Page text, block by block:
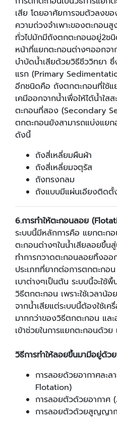
เสีย โดยอาศัยการจมตัวลงข
ความถ่วงจำเพาะของตะกอนสู
ทั่วไปมักมีถังตกตะกอนอยู่2ช
หน้าที่แยกตะกอนต่างๆออกจา
บำบัดน้ำเสียด้วยวิธีชีววิทยา
แรก (Primary
อีกชนิดคือ ถังตกตะกอนที่ใช้
เคมีออกจากน้ำเพื่อให้ได้น้ำใ
ตะกอนที่สอง (Secondary
ตกตะกอนยังสามารถแบ่งแยก
ดังนี้
ถังสี่เหลี่ยมผืนผ้า
ถังสี่เหลี่ยมจตุรัส
ถังทรงกลม
ถังแบบมีแผ่นเอียงติดตั้
6.การทำให้ตะกอนลอย
ระบบนี้มีหลักการคือ แยกตะก
ตะกอนต่างๆในน้ำเสียลอยขึ้
ทำการกวาดตะกอนลอยทิ้งออ
ประเภทที่ยากต่อการตกตะกอ
เบาต่างๆเป็นต้น ระบบนี้จะใช้
วิธีตกตะกอน เพราะใช้เวลาน้
จากน้ำเสียแต่ระบบนี้ต้องใช้เ
มากกว่าของวิธีตกตะกอน และ
เข้าช่วยในการแยกตะกอนด้ว
วิธีการทำให้ลอยขึ้นมามีอยู่ด้ว
การลอยด้วยอากาศละ
Flotation)
การลอยตัวด้วยอากาศ
การลอยตัวด้วยสูญญา